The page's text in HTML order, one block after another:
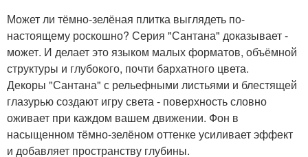
Может ли тёмно-зелёная плитка выглядеть по-
настоящему роскошно? Серия "Сантана" доказывает -
может. И делает это языком малых форматов, объёмной
структуры и глубокого, почти бархатного цвета.
Декоры "Сантана" с рельефными листьями и блестящей
глазурью создают игру света - поверхность словно
оживает при каждом вашем движении. Фон в
насыщенном тёмно-зелёном оттенке усиливает эффект
и добавляет пространству глубины.